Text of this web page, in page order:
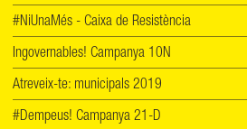
#NiUnaMés - Caixa de Resistència
Ingovernables! Campanya 10N
Atreveix-te: municipals 2019
#Dempeus! Campanya 21-D